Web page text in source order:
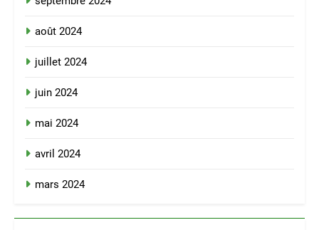
août 2024
juillet 2024
juin 2024
mai 2024
avril 2024
mars 2024